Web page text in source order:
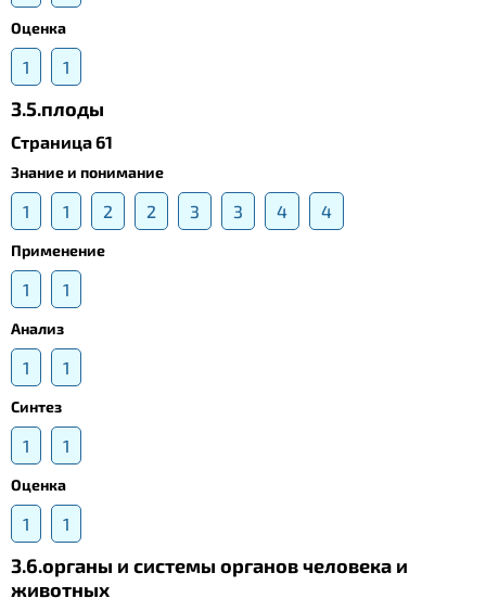
Оценка
1 1
3.5.плоды
Страница 61
Знание и понимание
1 1 2 2 3 3 4 4
Применение
1 1
Анализ
1 1
Синтез
1 1
Оценка
1 1
3.6.органы и системы органов человека и
животных